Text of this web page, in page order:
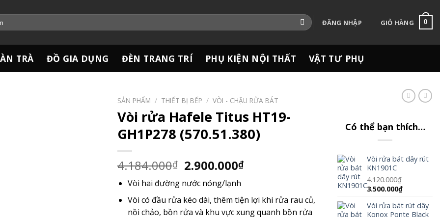
ĐĂNG NHẬP GIỎ HÀNG 0
TRÀ ĐỒ GIA DỤNG ĐÈN TRANG TRÍ PHỤ KIỆN NỘI THẤT VẬT TƯ PHỤ
SẢN PHẨM / THIẾT BỊ BẾP / VÒI - CHẬU RỬA BÁT
Vòi rửa Hafele Titus HT19-
GH1P278 (570.51.380)
4.184.000₫ Giá
gốc
là:
4.184.000₫.
2.900.000₫Giá
là:
2.900.000₫.
Vòi hai đường nước nóng/lạnh
Vòi có đầu rửa kéo dài, thêm tiện lợi khi rửa rau củ,
nồi chảo, bồn rửa và khu vực xung quanh bồn rửa
Có thể bạn thích…
Vòi rửa bát dây rút
KN1901C
4.120.000₫
Giá
là:
4.120.000₫.
3.500.000₫Giá
tại
là:
Vòi rửa bát rút dây
Konox Ponte Black